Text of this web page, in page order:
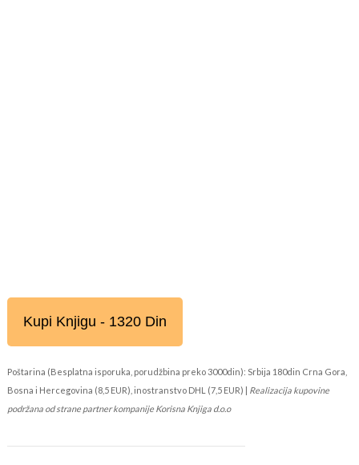
Kupi Knjigu - 1320 Din
Poštarina (Besplatna isporuka, porudžbina preko 3000din): Srbija 180din Crna Gora,
Bosna i Hercegovina (8,5 EUR), inostranstvo DHL (7,5 EUR) | Realizacija kupovine
podržana od strane partner kompanije Korisna Knjiga d.o.o